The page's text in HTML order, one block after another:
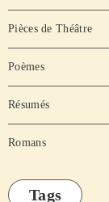
Pièces de Théâtre
Poèmes
Résumés
Romans
Tags